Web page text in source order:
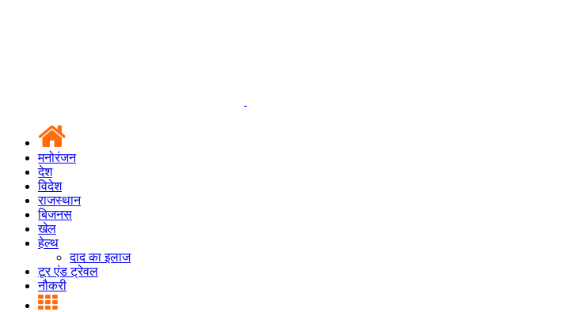
मनोरंजन
देश
विदेश
राजस्थान
बिजनस
खेल
हेल्थ
दाद का इलाज
टूर एंड ट्रेवल
नौकरी